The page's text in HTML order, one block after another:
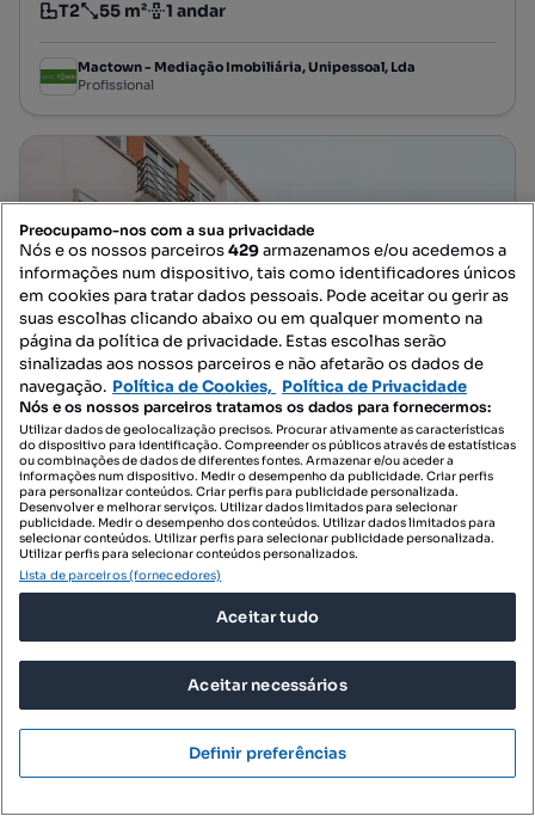
Tipologia
T2
Preço por metro quadrado
55 m²
Andar 1 andar
Mactown - Mediação Imobiliária, Unipessoal, Lda
Profissional
355 000 €6574,07 €/m²
O Privilégio de Viver ou investir no 'Coração' de
rés do chão
Mactown - Mediação Imobiliária, Unipessoal, Lda
Preocupamo-nos com a sua privacidade
Nós e os nossos parceiros429armazenamos e/ou acedemos a
informações num dispositivo, tais como identificadores únicos
em cookies para tratar dados pessoais. Pode aceitar ou gerir as
suas escolhas clicando abaixo ou em qualquer momento na
página da política de privacidade. Estas escolhas serão
sinalizadas aos nossos parceiros e não afetarão os dados de
navegação. Política de Cookies, Política de Privacidade
Nós e os nossos parceiros tratamos os dados para fornecermos:
Utilizar dados de geolocalização precisos. Procurar ativamente as características
do dispositivo para identificação. Compreender os públicos através de estatísticas
ou combinações de dados de diferentes fontes. Armazenar e/ou aceder a
informações num dispositivo. Medir o desempenho da publicidade. Criar perfis
para personalizar conteúdos. Criar perfis para publicidade personalizada.
Desenvolver e melhorar serviços. Utilizar dados limitados para selecionar
publicidade. Medir o desempenho dos conteúdos. Utilizar dados limitados para
selecionar conteúdos. Utilizar perfis para selecionar publicidade personalizada.
Utilizar perfis para selecionar conteúdos personalizados.
Lista de parceiros (fornecedores)
Aceitar tudo
Aceitar necessários
Definir preferências